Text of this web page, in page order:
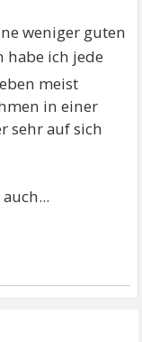
weniger guten
habe ich jede
meist
in einer
sehr auf sich